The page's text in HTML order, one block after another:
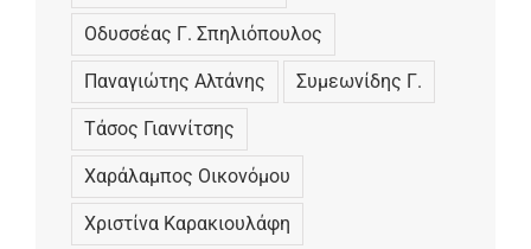
Οδυσσέας Γ. Σπηλιόπουλος
Παναγιώτης Αλτάνης Συµεωνίδης Γ.
Τάσος Γιαννίτσης
Χαράλαμπος Οικονόμου
Χριστίνα Καρακιουλάφη